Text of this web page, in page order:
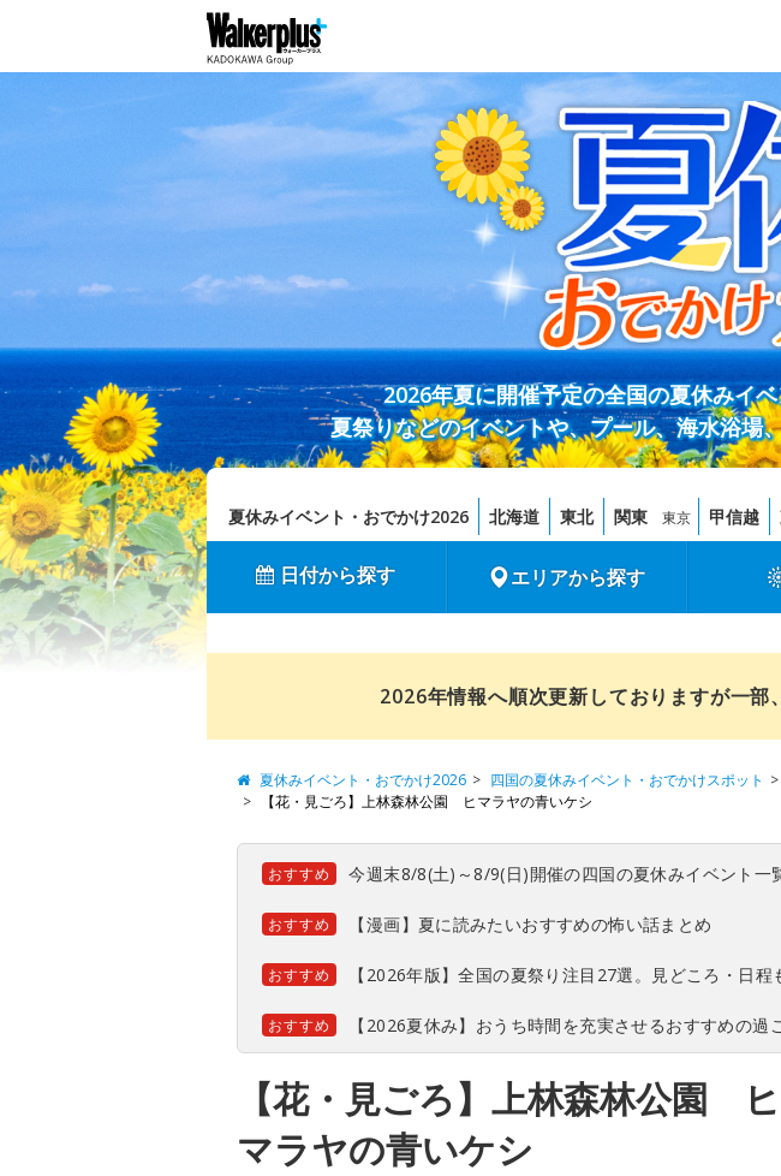
2026年夏に開催予定の全国の夏休みイ
夏祭りなどのイベントや、プール、海水浴場
夏休みイベント・おでかけ2026 北海道 東北 関東 東京 甲信越
日付から探す エリアから探す
2026年情報へ順次更新しておりますが一部
夏休みイベント・おでかけ2026 四国の夏休みイベント・おでかけスポット
【花・見ごろ】上林森林公園 ヒマラヤの青いケシ
おすすめ 今週末8/8(土)～8/9(日)開催の四国の夏休みイベント一
おすすめ 【漫画】夏に読みたいおすすめの怖い話まとめ
おすすめ 【2026年版】全国の夏祭り注目27選。見どころ・日程
おすすめ 【2026夏休み】おうち時間を充実させるおすすめの過
【花・見ごろ】上林森林公園 ヒ
マラヤの青いケシ